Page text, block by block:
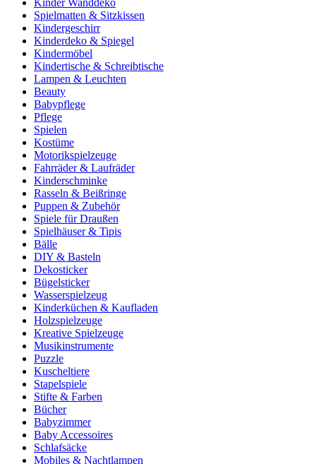
Kinder Wanddeko
Spielmatten & Sitzkissen
Kindergeschirr
Kinderdeko & Spiegel
Kindermöbel
Kindertische & Schreibtische
Lampen & Leuchten
Beauty
Babypflege
Pflege
Spielen
Kostüme
Motorikspielzeuge
Fahrräder & Laufräder
Kinderschminke
Rasseln & Beißringe
Puppen & Zubehör
Spiele für Draußen
Spielhäuser & Tipis
Bälle
DIY & Basteln
Dekosticker
Bügelsticker
Wasserspielzeug
Kinderküchen & Kaufladen
Holzspielzeuge
Kreative Spielzeuge
Musikinstrumente
Puzzle
Kuscheltiere
Stapelspiele
Stifte & Farben
Bücher
Babyzimmer
Baby Accessoires
Schlafsäcke
Mobiles & Nachtlampen